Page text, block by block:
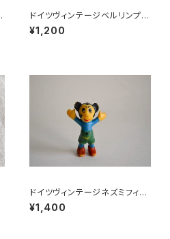
ドイツヴィンテージベルリンプラ
ベア緑176
¥1,200
ドイツヴィンテージネズミフィギ
ュアa
¥1,400